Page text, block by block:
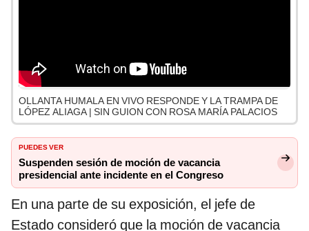
OLLANTA HUMALA EN VIVO RESPONDE Y LA TRAMPA DE
LÓPEZ ALIAGA | SIN GUION CON ROSA MARÍA PALACIOS
PUEDES VER
Suspenden sesión de moción de vacancia
presidencial ante incidente en el Congreso
En una parte de su exposición, el jefe de
Estado consideró que la moción de vacancia